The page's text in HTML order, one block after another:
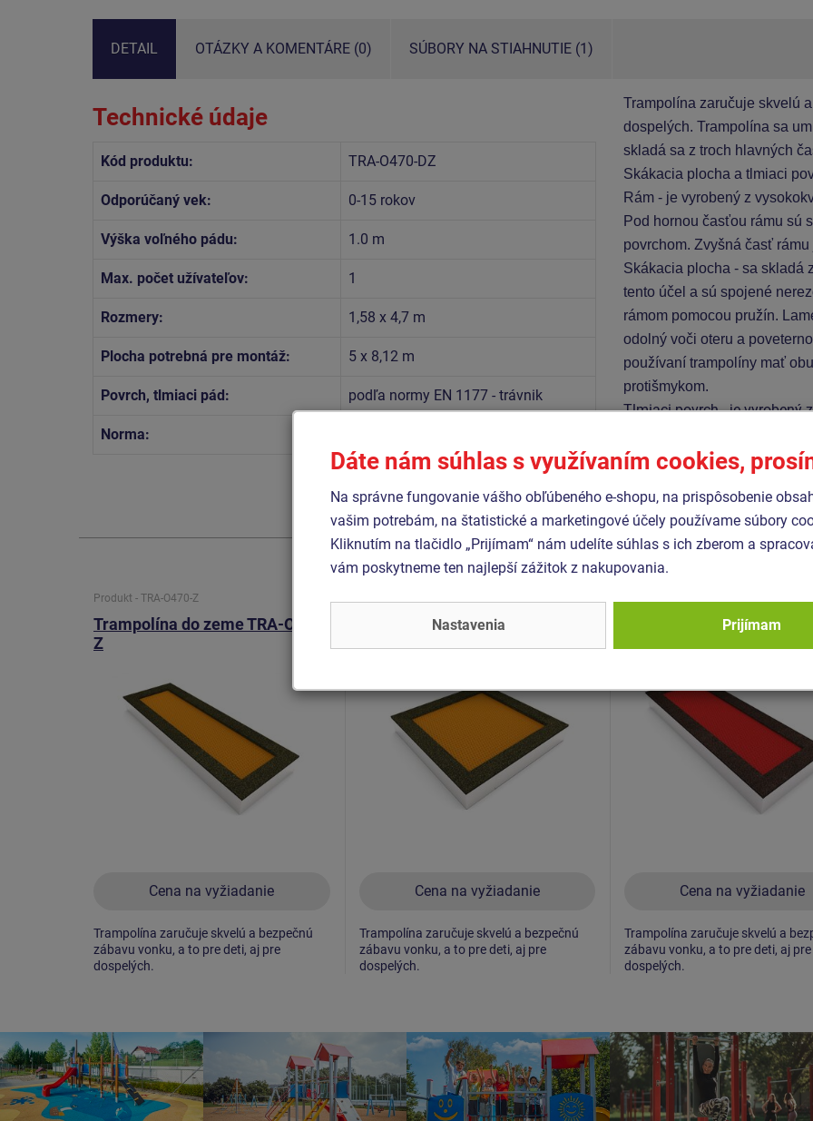
DETAIL OTÁZKY A KOMENTÁRE (0) SÚBORY NA STIAHNUTIE (1)
Technické údaje
Kód produktu: TRA-O470-DZ
Odporúčaný vek: 0-15 rokov
Výška voľného pádu: 1.0 m
Max. počet užívateľov: 1
Rozmery: 1,58 x 4,7 m
Plocha potrebná pre montáž: 5 x 8,12 m
Povrch, tlmiaci pád: podľa normy EN 1177 - trávnik
Norma:
Trampolína zaručuje skvelú
dospelých. Trampolína sa
skladá sa z troch hlavných
Skákacia plocha a tlmiaci
Rám - je vyrobený z
Pod hornou časťou rámu sú
povrchom. Zvyšná časť
Skákacia plocha - sa skladá
tento účel a sú spojené
rámom pomocou pružín.
odolný voči oteru a
používaní trampolíny mať
protišmykom.
Tlmiaci povrch - je vyrobený
EPDM. Tlmiaci povrch je
Podobnýtovar
Produkt - TRA-O470-Z
Trampolína do zeme TRA-O470-
Z
Cena na vyžiadanie
Trampolína zaručuje skvelú a bezpečnú
zábavu vonku, a to pre deti, aj pre
dospelých.
Trampolína do zeme TRA-C260-
Cena na vyžiadanie
Trampolína zaručuje skvelú a bezpečnú
zábavu vonku, a to pre deti, aj pre
dospelých.
Trampolína do zeme TRA-
Cena na vyžiadanie
Trampolína zaručuje skvelú a
zábavu vonku, a to pre deti, aj pre
dospelých.
Dáte nám súhlas s využívaním cookies,
Na správne fungovanie vášho obľúbeného e-shopu, na prispôsobenie
vašim potrebám, na štatistické a marketingové účely používame súbory
Kliknutím na tlačidlo „Prijímam“ nám udelíte súhlas s ich zberom a
vám poskytneme ten najlepší zážitok z nakupovania.
Nastavenia Prijímam